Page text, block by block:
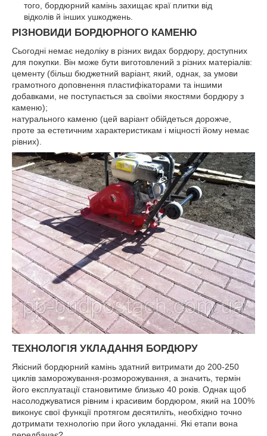
того, бордюрний камінь захищає краї плитки від
відколів й інших ушкоджень.
РІЗНОВИДИ БОРДЮРНОГО КАМЕНЮ
Сьогодні немає недоліку в різних видах бордюру, доступних
для покупки. Він може бути виготовлений з різних матеріалів:
цементу (більш бюджетний варіант, який, однак, за умови
грамотного доповнення пластифікаторами та іншими
добавками, не поступається за своїми якостями бордюру з
каменю);
натурального каменю (цей варіант обійдеться дорожче,
проте за естетичним характеристикам і міцності йому немає
рівних).
ТЕХНОЛОГІЯ УКЛАДАННЯ БОРДЮРУ
Якісний бордюрний камінь здатний витримати до 200-250
циклів заморожування-розморожування, а значить, термін
його експлуатації становитиме близько 40 років. Однак щоб
насолоджуватися рівним і красивим бордюром, який на 100%
виконує свої функції протягом десятиліть, необхідно точно
дотримати технологію при його укладанні. Які етапи вона